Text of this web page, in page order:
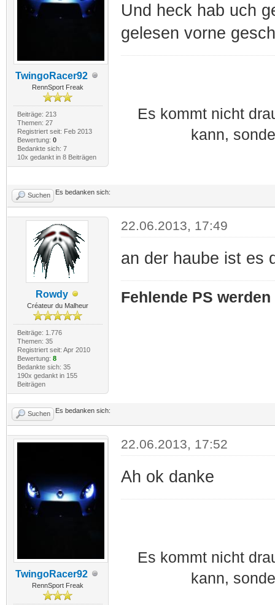
TwingoRacer92
RennSport Freak
Beiträge: 213
Themen: 27
Registriert seit: Feb 2013
Bewertung: 0
Bedankte sich: 7
10x gedankt in 8 Beiträgen
Und heck hab uch
gelesen vorne
Es kommt nicht
kann,
Suchen Es bedanken sich:
Rowdy
Créateur du Malheur
Beiträge: 1.776
Themen: 35
Registriert seit: Apr 2010
Bewertung: 8
Bedankte sich: 35
190x gedankt in 155
Beiträgen
22.06.2013, 17:49
an der haube ist es
Fehlende PS
Suchen Es bedanken sich:
TwingoRacer92
RennSport Freak
22.06.2013, 17:52
Ah ok danke
Es kommt nicht
kann,